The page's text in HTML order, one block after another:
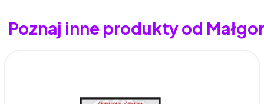
Poznaj inne produkty od